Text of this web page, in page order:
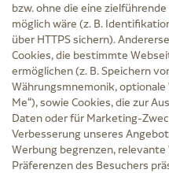
Service
Versand und Lieferzeit
Kontakt
FAQ
AGB
Cookie-Einstellungen
Datenschutz
Erklärung zur Barrierefreiheit
Widerruf
Impressum
bzw. ohne die eine
möglich wäre (z. B.
über HTTPS sichern).
Cookies, die bestimmte
ermöglichen (z. B. Speichern
Währungsmnemonik,
Me“), sowie Cookies, die zur
Daten oder für Marketing-
Verbesserung unseres
Werbung begrenzen,
Präferenzen des Besuchers